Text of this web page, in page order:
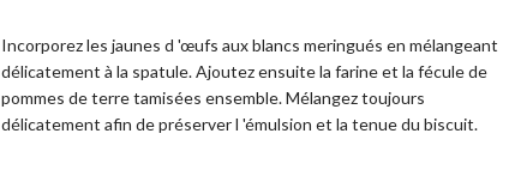
Incorporez les jaunes d 'œufs aux blancs meringués en mélangeant
délicatement à la spatule. Ajoutez ensuite la farine et la fécule de
pommes de terre tamisées ensemble. Mélangez toujours
délicatement afin de préserver l 'émulsion et la tenue du biscuit.